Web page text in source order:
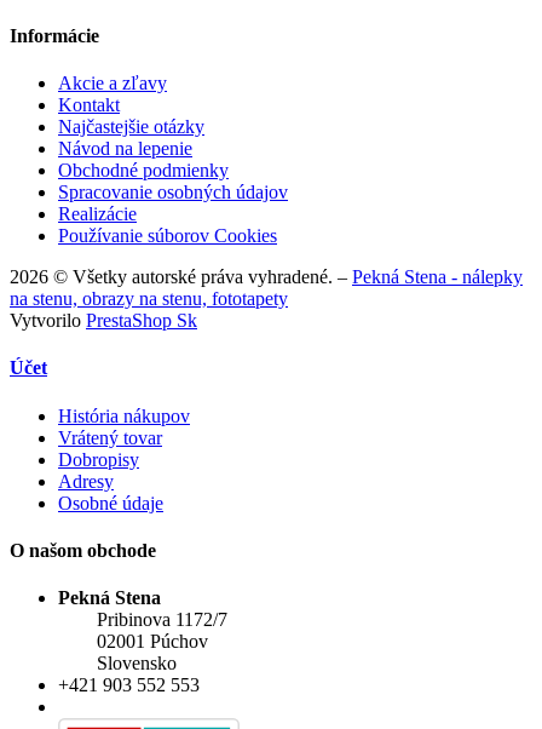
Informácie
Akcie a zľavy
Kontakt
Najčastejšie otázky
Návod na lepenie
Obchodné podmienky
Spracovanie osobných údajov
Realizácie
Používanie súborov Cookies
2026 © Všetky autorské práva vyhradené. – Pekná Stena - nálepky
na stenu, obrazy na stenu, fototapety
Vytvorilo PrestaShop Sk
Účet
História nákupov
Vrátený tovar
Dobropisy
Adresy
Osobné údaje
O našom obchode
Pekná Stena
Pribinova 1172/7
02001 Púchov
Slovensko
+421 903 552 553